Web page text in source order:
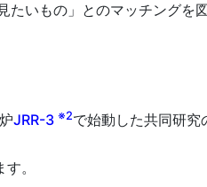
いもの」とのマッチングを
JRR-3 ※2で始動した共同研究
。